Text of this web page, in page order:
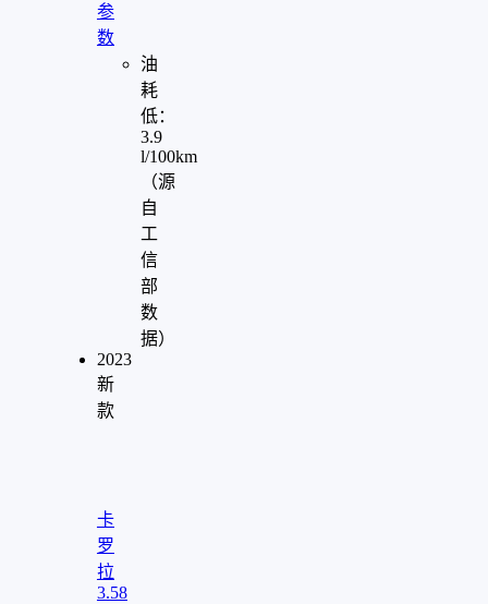
参
数
油
耗
低：
3.9
l/100km
（源
自
工
信
部
数
据）
2023
新
款
卡
罗
拉
3.58